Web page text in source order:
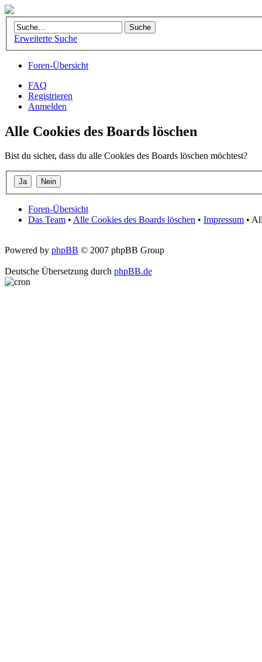
Erweiterte Suche
Foren-Übersicht
FAQ
Registrieren
Anmelden
Alle Cookies des Boards löschen
Bist du sicher, dass du alle Cookies des Boards löschen möchtest?
Foren-Übersicht
Das Team • Alle Cookies des Boards löschen • Impressum •
Powered by phpBB © 2007 phpBB Group
Deutsche Übersetzung durch phpBB.de